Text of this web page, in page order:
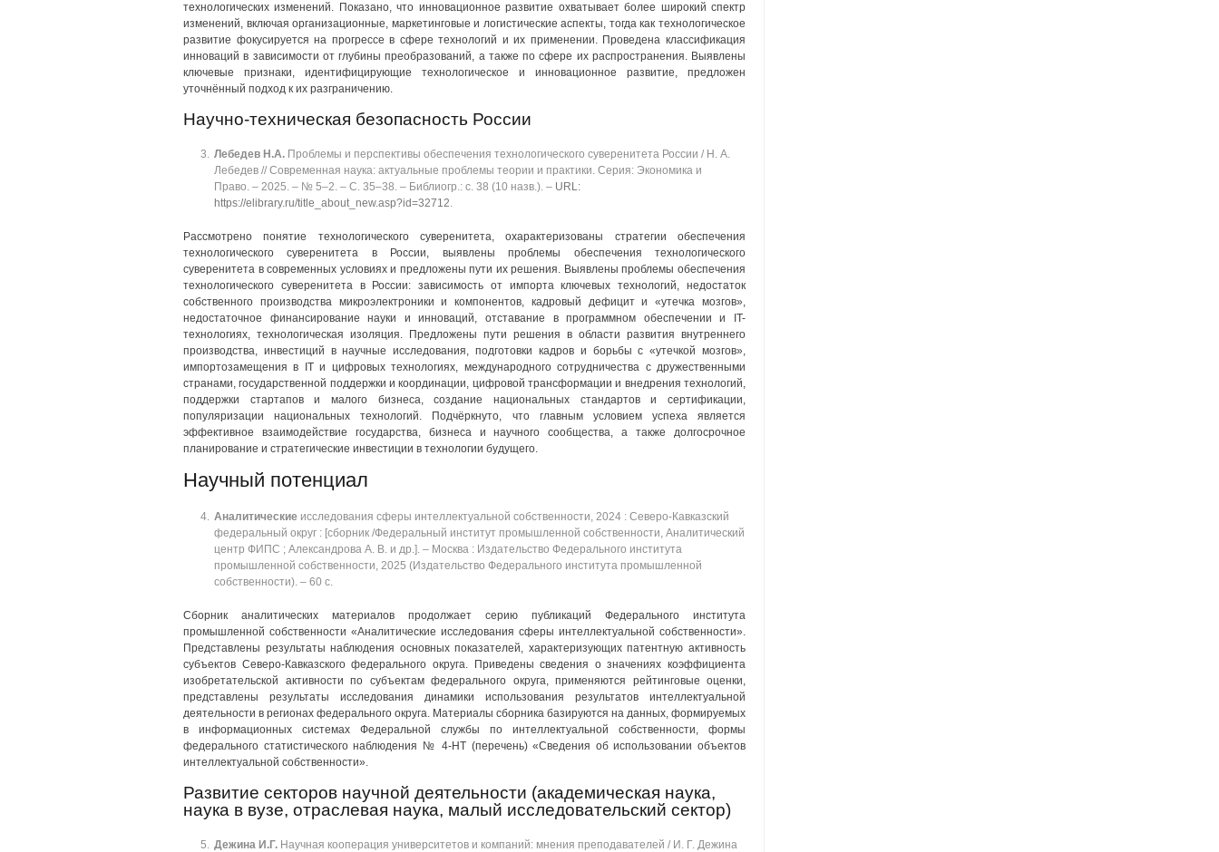
технологических изменений. Показано, что инновационное развитие охватывает более широкий спектр
изменений, включая организационные, маркетинговые и логистические аспекты, тогда как технологическое
развитие фокусируется на прогрессе в сфере технологий и их применении. Проведена классификация
инноваций в зависимости от глубины преобразований, а также по сфере их распространения. Выявлены
ключевые признаки, идентифицирующие технологическое и инновационное развитие, предложен
уточнённый подход к их разграничению.
Научно-техническая безопасность России
Лебедев Н.А. Проблемы и перспективы обеспечения технологического суверенитета России / Н. А.
Лебедев // Современная наука: актуальные проблемы теории и практики. Серия: Экономика и
Право. ‒ 2025. ‒ № 5‒2. ‒ C. 35‒38. ‒ Библиогр.: с. 38 (10 назв.). ‒ URL:
https://elibrary.ru/title_about_new.asp?id=32712.
Рассмотрено понятие технологического суверенитета, охарактеризованы стратегии обеспечения
технологического суверенитета в России, выявлены проблемы обеспечения технологического
суверенитета в современных условиях и предложены пути их решения. Выявлены проблемы обеспечения
технологического суверенитета в России: зависимость от импорта ключевых технологий, недостаток
собственного производства микроэлектроники и компонентов, кадровый дефицит и «утечка мозгов»,
недостаточное финансирование науки и инноваций, отставание в программном обеспечении и IT-
технологиях, технологическая изоляция. Предложены пути решения в области развития внутреннего
производства, инвестиций в научные исследования, подготовки кадров и борьбы с «утечкой мозгов»,
импортозамещения в IT и цифровых технологиях, международного сотрудничества с дружественными
странами, государственной поддержки и координации, цифровой трансформации и внедрения технологий,
поддержки стартапов и малого бизнеса, создание национальных стандартов и сертификации,
популяризации национальных технологий. Подчёркнуто, что главным условием успеха является
эффективное взаимодействие государства, бизнеса и научного сообщества, а также долгосрочное
планирование и стратегические инвестиции в технологии будущего.
Научный потенциал
Аналитические исследования сферы интеллектуальной собственности, 2024 : Северо-Кавказский
федеральный округ : [сборник /Федеральный институт промышленной собственности, Аналитический
центр ФИПС ; Александрова А. В. и др.]. ‒ Москва : Издательство Федерального института
промышленной собственности, 2025 (Издательство Федерального института промышленной
собственности). ‒ 60 с.
Сборник аналитических материалов продолжает серию публикаций Федерального института
промышленной собственности «Аналитические исследования сферы интеллектуальной собственности».
Представлены результаты наблюдения основных показателей, характеризующих патентную активность
субъектов Северо-Кавказского федерального округа. Приведены сведения о значениях коэффициента
изобретательской активности по субъектам федерального округа, применяются рейтинговые оценки,
представлены результаты исследования динамики использования результатов интеллектуальной
деятельности в регионах федерального округа. Материалы сборника базируются на данных, формируемых
в информационных системах Федеральной службы по интеллектуальной собственности, формы
федерального статистического наблюдения № 4-НТ (перечень) «Сведения об использовании объектов
интеллектуальной собственности».
Развитие секторов научной деятельности (академическая наука,
наука в вузе, отраслевая наука, малый исследовательский сектор)
Дежина И.Г. Научная кооперация университетов и компаний: мнения преподавателей / И. Г. Дежина